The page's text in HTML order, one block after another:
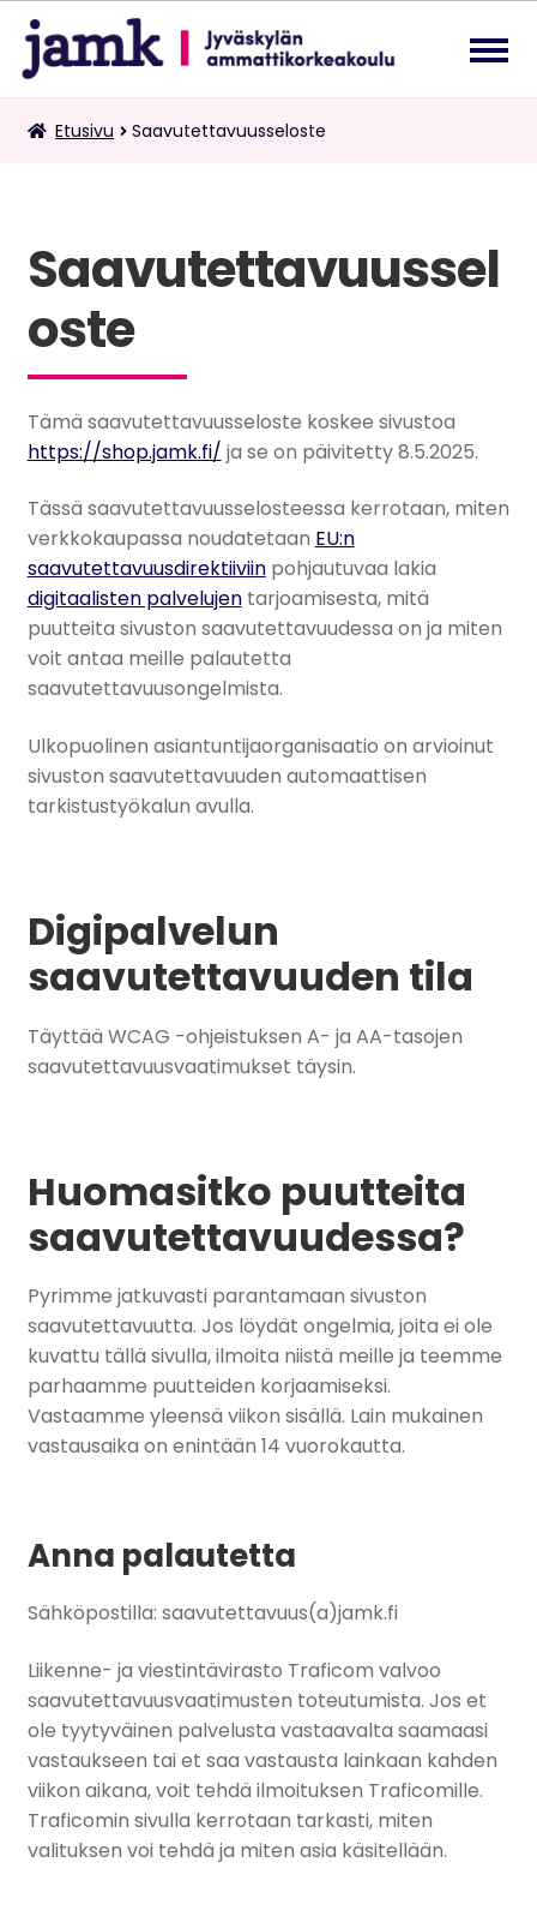
Siirry
Siirry
Lukuvuosimaksut
Tietopalvelupyynnöt
Suomi
Etusivu Saavutettavuusseloste
Saavutettavuussel
oste
Tämä saavutettavuusseloste koskee sivustoa
https://shop.jamk.fi/ ja se on päivitetty 8.5.2025.
Tässä saavutettavuusselosteessa kerrotaan, miten
verkkokaupassa noudatetaan EU:n
saavutettavuusdirektiiviinpohjautuvaa lakia
digitaalisten palvelujentarjoamisesta, mitä
puutteita sivuston saavutettavuudessa on ja miten
voit antaa meille palautetta
saavutettavuusongelmista.
Ulkopuolinen asiantuntijaorganisaatio on arvioinut
sivuston saavutettavuuden automaattisen
tarkistustyökalun avulla.
Digipalvelun
saavutettavuuden tila
Täyttää WCAG -ohjeistuksen A- ja AA-tasojen
saavutettavuusvaatimukset täysin.
Huomasitko puutteita
saavutettavuudessa?
Pyrimme jatkuvasti parantamaan sivuston
saavutettavuutta. Jos löydät ongelmia, joita ei ole
kuvattu tällä sivulla, ilmoita niistä meille ja teemme
parhaamme puutteiden korjaamiseksi.
Vastaamme yleensä viikon sisällä. Lain mukainen
vastausaika on enintään 14 vuorokautta.
Anna palautetta
Sähköpostilla: saavutettavuus(a)jamk.fi
Liikenne- ja viestintävirasto Traficom valvoo
saavutettavuusvaatimusten toteutumista. Jos et
ole tyytyväinen palvelusta vastaavalta saamaasi
vastaukseen tai et saa vastausta lainkaan kahden
viikon aikana, voit tehdä ilmoituksen Traficomille.
Traficomin sivulla kerrotaan tarkasti, miten
valituksen voi tehdä ja miten asia käsitellään.